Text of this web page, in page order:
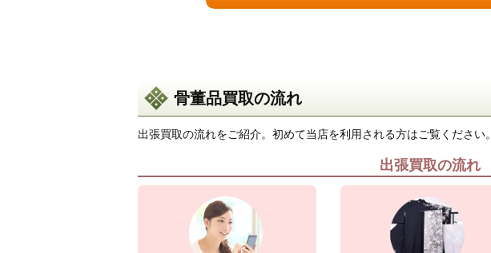
骨董品買取の流れ
出張買取の流れをご紹介。初めて当店を利用される方はご覧ください。
出張買取の流れ